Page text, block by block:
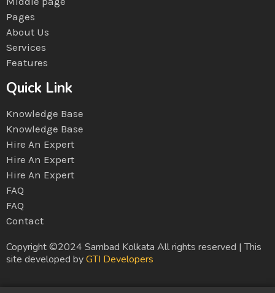
Pages
About Us
Services
Features
Quick Link
Knowledge Base
Knowledge Base
Hire An Expert
Hire An Expert
Hire An Expert
FAQ
FAQ
Contact
Copyright ©2024 Sambad Kolkata All rights reserved | This
site developed byGTI Developers